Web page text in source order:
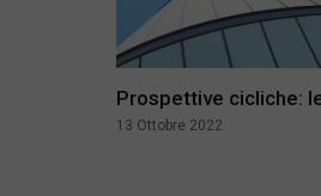
Prospettive cicliche:
13 Ottobre 2022